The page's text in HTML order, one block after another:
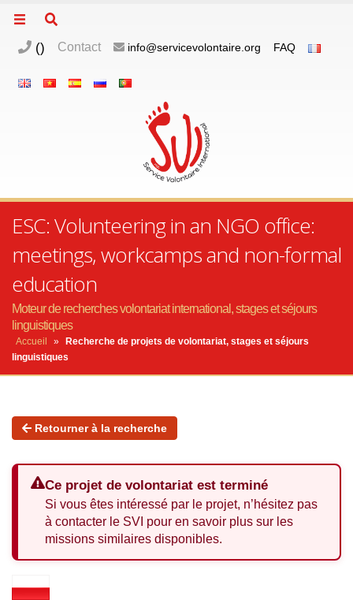
() Contact info@servicevolontaire.org FAQ
ESC: Volunteering in an NGO office:
meetings, workcamps and non-formal
education
Moteur de recherches volontariat international, stages et séjours
linguistiques
Accueil »
Recherche de projets de volontariat, stages et séjours
linguistiques
Retourner à la recherche
Ce projet de volontariat est terminé
Si vous êtes intéressé par le projet, n’hésitez pas
à contacter le SVI pour en savoir plus sur les
missions similaires disponibles.